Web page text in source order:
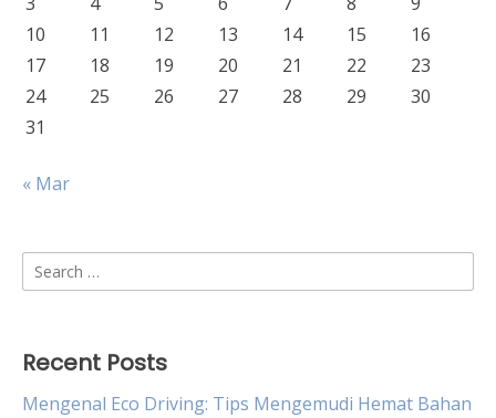
10
11 12 13 14 15
16
17
18 19 20 21 22
23
24
25 26 27 28 29
30
31
« Mar
Search
for:
Recent Posts
Mengenal Eco Driving: Tips Mengemudi Hemat Bahan